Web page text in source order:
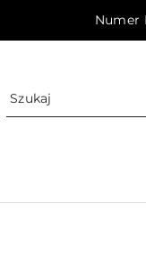
Numer